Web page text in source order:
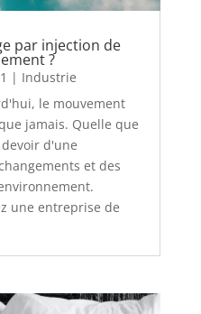
par injection de
?
| Industrie
le mouvement
jamais. Quelle que
d'une
et des
une entreprise de